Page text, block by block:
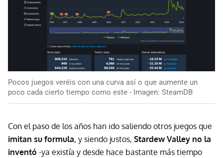
Pocos juegos veréis con una curva así o que aumente un
poco cada cierto tiempo como este - Imagen: SteamDB
Con el paso de los años han ido saliendo otros juegos que
imitan su formula, y siendo justos, Stardew Valley no la
inventó -ya existía y desde hace bastante más tiempo